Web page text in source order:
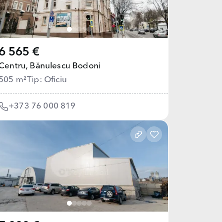
565 €
Bănulescu Bodoni
m²Tip: Oficiu
+373 76 000 819